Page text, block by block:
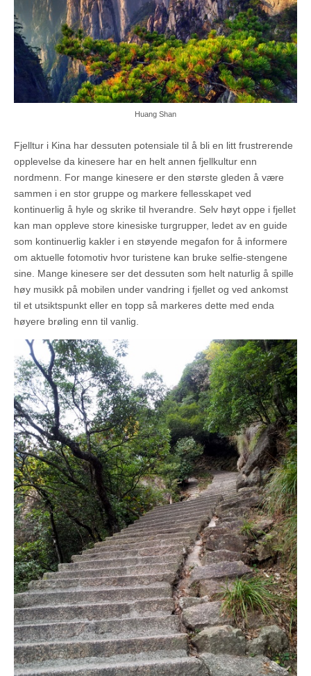
Huang Shan
Fjelltur i Kina har dessuten potensiale til å bli en litt frustrerende
opplevelse da kinesere har en helt annen fjellkultur enn
nordmenn. For mange kinesere er den største gleden å være
sammen i en stor gruppe og markere fellesskapet ved
kontinuerlig å hyle og skrike til hverandre. Selv høyt oppe i fjellet
kan man oppleve store kinesiske turgrupper, ledet av en guide
som kontinuerlig kakler i en støyende megafon for å informere
om aktuelle fotomotiv hvor turistene kan bruke selfie-stengene
sine. Mange kinesere ser det dessuten som helt naturlig å spille
høy musikk på mobilen under vandring i fjellet og ved ankomst
til et utsiktspunkt eller en topp så markeres dette med enda
høyere brøling enn til vanlig.